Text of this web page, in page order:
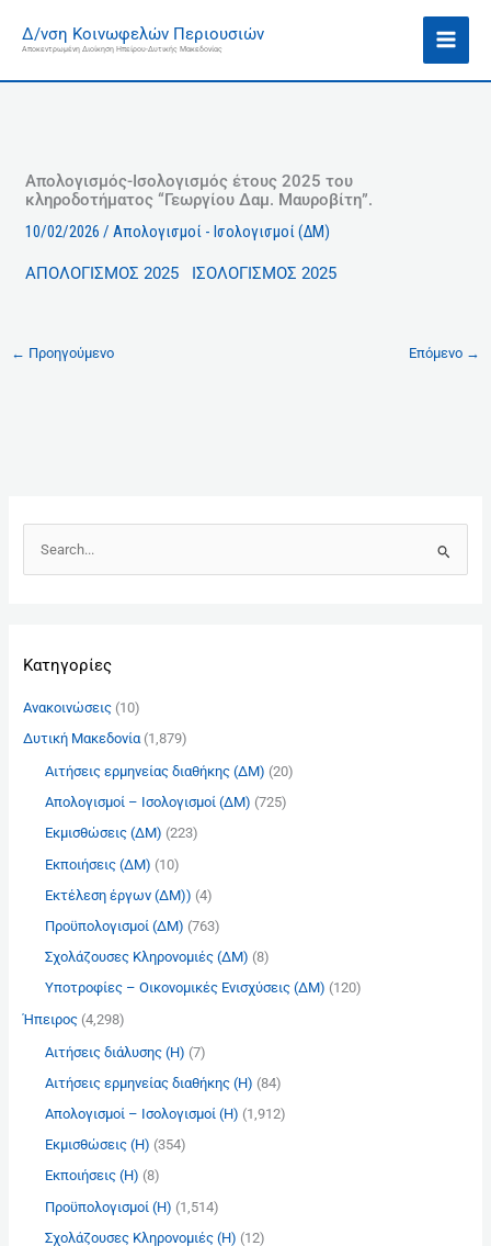
στοΔ/νση Κοινωφελών Περιουσιών
Αποκεντρωμένη Διοίκηση Ηπείρου-Δυτικής Μακεδονίας
Απολογισμός-Ισολογισμός έτους 2025 του
κληροδοτήματος “Γεωργίου Δαμ. Μαυροβίτη”.
10/02/2026/Απολογισμοί - Ισολογισμοί (ΔΜ)
ΑΠΟΛΟΓΙΣΜΟΣ 2025 ΙΣΟΛΟΓΙΣΜΟΣ 2025
← Προηγούμενο Επόμενο →
ή
σ
Kατηγορίες
Ανακοινώσεις(10)
Δυτική Μακεδονία(1,879)
Αιτήσεις ερμηνείας διαθήκης (ΔΜ) (20)
Απολογισμοί – Ισολογισμοί (ΔΜ) (725)
Εκμισθώσεις (ΔΜ) (223)
Εκποιήσεις (ΔΜ) (10)
Εκτέλεση έργων (ΔΜ)) (4)
Προϋπολογισμοί (ΔΜ) (763)
Σχολάζουσες Κληρονομιές (ΔΜ) (8)
Υποτροφίες – Οικονομικές Ενισχύσεις (ΔΜ) (120)
Ήπειρος(4,298)
Αιτήσεις διάλυσης (Η) (7)
Αιτήσεις ερμηνείας διαθήκης (Η) (84)
Απολογισμοί – Ισολογισμοί (Η) (1,912)
Εκμισθώσεις (Η) (354)
Εκποιήσεις (Η) (8)
Προϋπολογισμοί (Η) (1,514)
Σχολάζουσες Κληρονομιές (Η) (12)
σ
κ
ό